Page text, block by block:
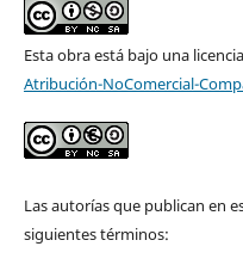
Esta obra está bajo una
Atribución-NoComercial-
Las autorías que publican en
siguientes términos: